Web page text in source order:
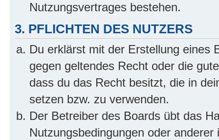
Nutzungsvertrages bestehen.
3. PFLICHTEN DES NUTZERS
Du erklärst mit der Erstellung eines
gegen geltendes Recht oder die
dass du das Recht besitzt, die in
setzen bzw. zu verwenden.
Der Betreiber des Boards übt das
Nutzungsbedingungen oder